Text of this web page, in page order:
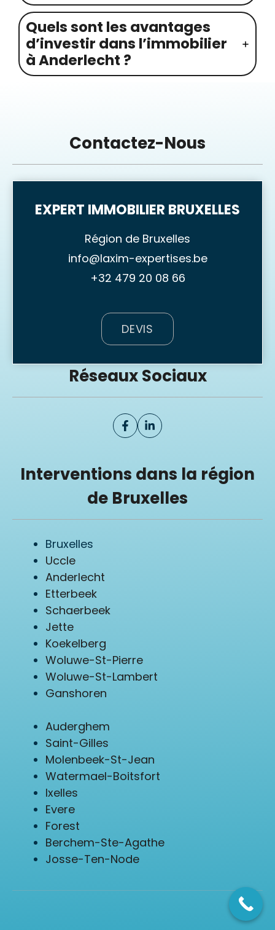
Quels sont les avantages
d’investir dans l’immobilier
à Anderlecht ?
Réseaux Sociaux
Contactez-Nous
EXPERT IMMOBILIER BRUXELLES
Région de Bruxelles
info@laxim-expertises.be
+32 479 20 08 66
DEVIS
Interventions dans la région
de Bruxelles
Bruxelles
Uccle
Anderlecht
Etterbeek
Schaerbeek
Jette
Koekelberg
Woluwe-St-Pierre
Woluwe-St-Lambert
Ganshoren
Auderghem
Saint-Gilles
Molenbeek-St-Jean
Watermael-Boitsfort
Ixelles
Evere
Forest
Berchem-Ste-Agathe
Josse-Ten-Node